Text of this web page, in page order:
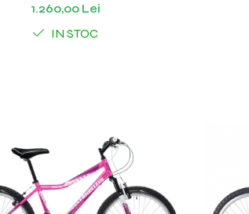
1.260,00 Lei
IN STOC